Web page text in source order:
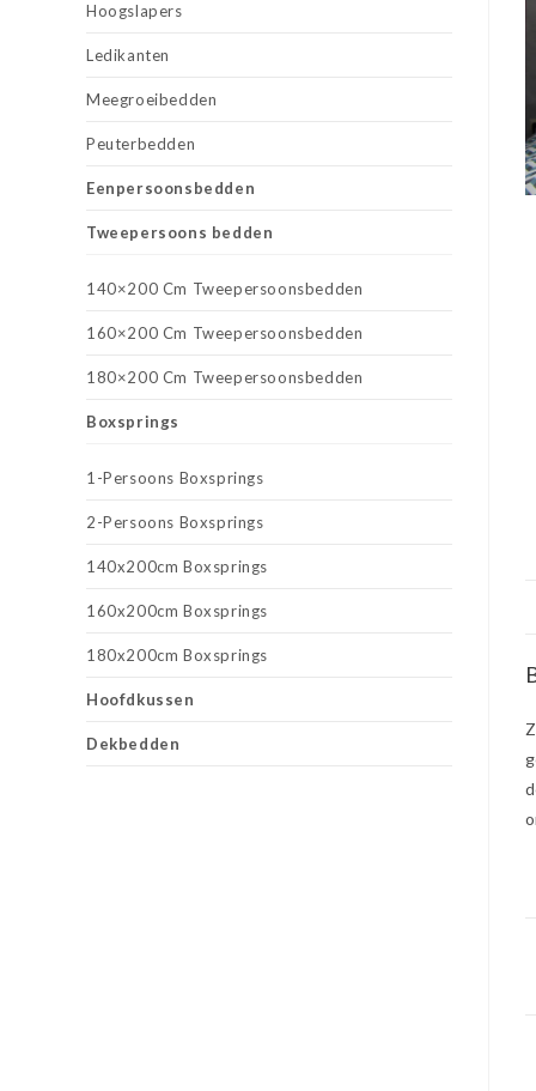
Hoogslapers
Ledikanten
Meegroeibedden
Peuterbedden
Eenpersoonsbedden
Tweepersoons bedden
140×200 Cm Tweepersoonsbedden
160×200 Cm Tweepersoonsbedden
180×200 Cm Tweepersoonsbedden
Boxsprings
1-Persoons Boxsprings
2-Persoons Boxsprings
140x200cm Boxsprings
160x200cm Boxsprings
180x200cm Boxsprings
Hoofdkussen
Dekbedden